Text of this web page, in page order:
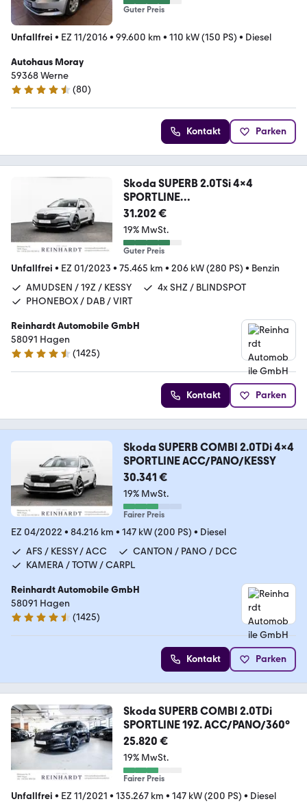
Guter Preis
Unfallfrei • EZ 11/2016• 99.600 km • 110 kW (150 PS) • Diesel
Autohaus Moray
59368 Werne
4.5 Sterne
(80)
Kontakt Parken
Skoda SUPERB 2.0TSi 4x4
SPORTLINE
ACC/PANO/AHK/KAMERA
31.202 €
19% MwSt.
Guter Preis
Unfallfrei • EZ 01/2023 • 75.465 km • 206 kW (280 PS) • Benzin
AMUDSEN / 19Z / KESSY
4x SHZ / BLINDSPOT
PHONEBOX / DAB / VIRT
Reinhardt Automobile GmbH
58091 Hagen
4.7 Sterne
(1425)
Kontakt Parken
Skoda SUPERB COMBI 2.0TDi 4x4
SPORTLINE ACC/PANO/KESSY
30.341 €
19% MwSt.
Fairer Preis
EZ 04/2022 • 84.216 km • 147 kW (200 PS) • Diesel
AFS / KESSY / ACC
CANTON / PANO / DCC
KAMERA / TOTW / CARPL
Reinhardt Automobile GmbH
58091 Hagen
4.7 Sterne
(1425)
Kontakt Parken
Skoda SUPERB COMBI 2.0TDi
SPORTLINE 19Z. ACC/PANO/360°
25.820 €
19% MwSt.
Fairer Preis
Unfallfrei • EZ 11/2021 • 135.267 km • 147 kW (200 PS) • Diesel